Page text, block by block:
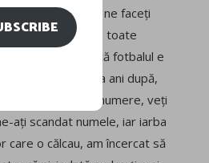
pierdute. Să ne faceți
bucată de bronz, toate
Pentru a simți că fotbalul e
uneori, la câțiva ani după,
cu aceleași numere, veți
ați scandat numele, iar iarba
care o călcau, am încercat să